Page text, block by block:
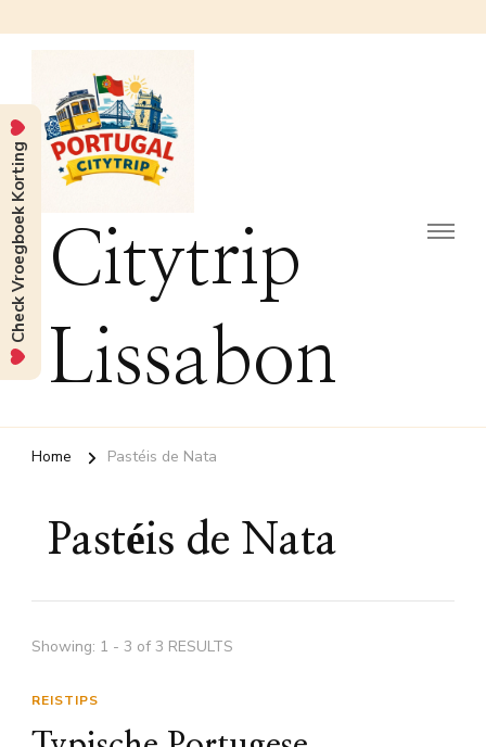
Citytrip
Lissabon
Home Pastéis de Nata
Pastéis de Nata
Showing: 1 - 3 of 3 RESULTS
REISTIPS
Check Vroegboek Korting